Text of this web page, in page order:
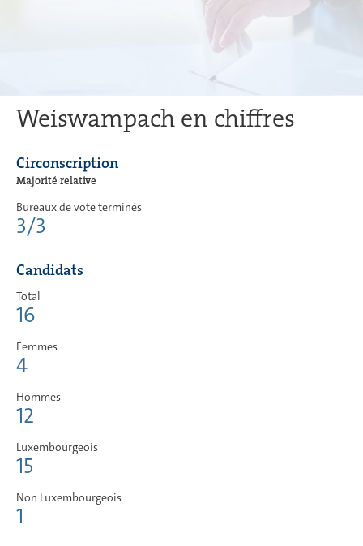
Weiswampach en chiffres
Circonscription
Majorité relative
Bureaux de vote terminés
3/3
Candidats
Total
16
Femmes
4
Hommes
12
Luxembourgeois
15
Non Luxembourgeois
1